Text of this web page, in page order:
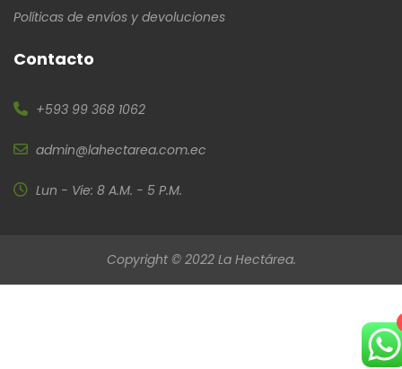
Políticas de envíos y devoluciones
Contacto
+593 99 368 1062
admin@lahectarea.com.ec
Lun - Vie: 8 A.M. - 5 P.M.
Copyright © 2022 La Hectárea.